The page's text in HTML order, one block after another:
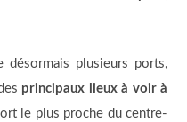
désormais plusieurs ports,
principaux lieux à voir à
le plus proche du centre-